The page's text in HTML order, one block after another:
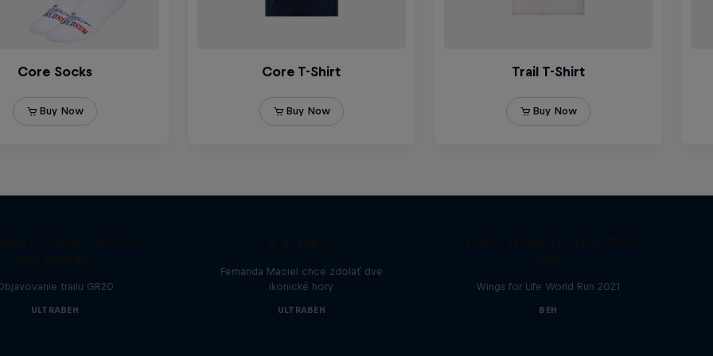
trailu GR20
ULTRABEH
Fernanda Maciel chce zdolať dve
ikonické hory
ULTRABEH
Wings for Life World Run 2021
BEH